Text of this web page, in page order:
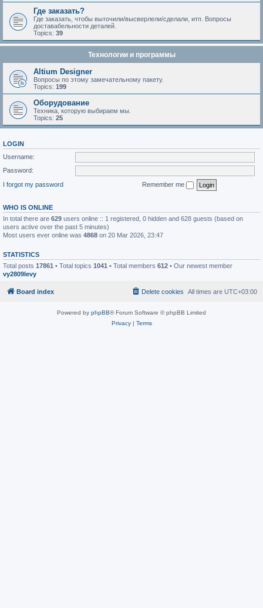
Где заказать?
Где заказать, чтобы выточили/высверлели/сделали, итп. Вопросы
доставабельности деталей.
Topics: 39
Технологии и программы
Altium Designer
Вопросы по этому замечательному пакету.
Topics: 199
Оборудование
Техника, которую выбираем мы.
Topics: 25
LOGIN
Username:
Password:
I forgot my password
Remember me
WHO IS ONLINE
In total there are 629 users online :: 1 registered, 0 hidden and 628 guests (based on
users active over the past 5 minutes)
Most users ever online was 4868 on 20 Mar 2026, 23:47
STATISTICS
Total posts 17861 • Total topics 1041 • Total members 612 • Our newest member
vy2809levy
Board index All times are UTC+03:00
Delete cookies
Powered by phpBB® Forum Software © phpBB Limited
Privacy| Terms